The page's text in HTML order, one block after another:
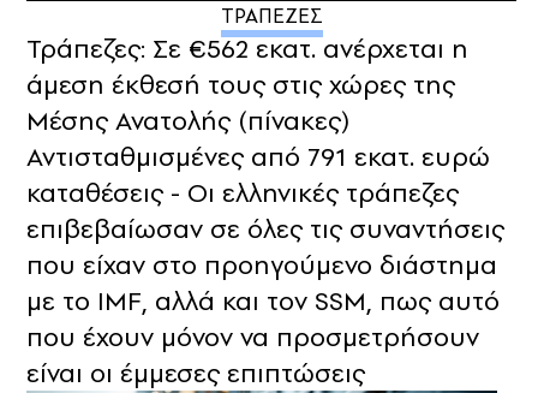
ΤΡΑΠΕΖΕΣ
Τράπεζες: Σε €562 εκατ. ανέρχεται η
άμεση έκθεσή τους στις χώρες της
Μέσης Ανατολής (πίνακες)
Αντισταθμισμένες από 791 εκατ. ευρώ
καταθέσεις - Οι ελληνικές τράπεζες
επιβεβαίωσαν σε όλες τις συναντήσεις
που είχαν στο προηγούμενο διάστημα
με το IMF, αλλά και τον SSM, πως αυτό
που έχουν μόνον να προσμετρήσουν
είναι οι έμμεσες επιπτώσεις